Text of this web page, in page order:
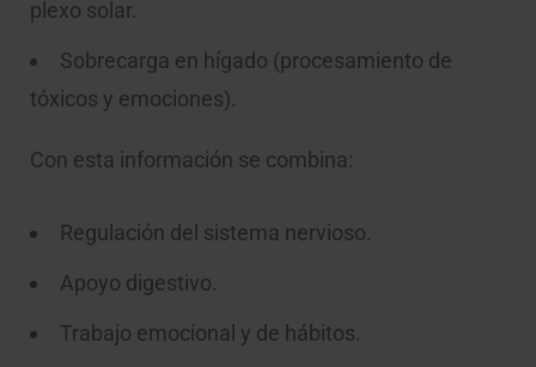
plexo solar.
Sobrecarga en hígado (procesamiento de
tóxicos y emociones).
Con esta información se combina:
Regulación del sistema nervioso.
Apoyo digestivo.
Trabajo emocional y de hábitos.